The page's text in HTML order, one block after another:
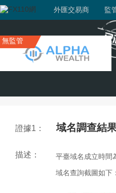
外匯交易商 監
無監管
證據1： 域名調查結
描述：
平臺域名成立時間
域名查詢截圖如下：